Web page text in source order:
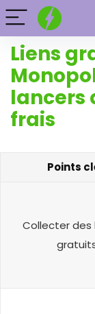
Liens
lancers
frais
Points
Collecter des